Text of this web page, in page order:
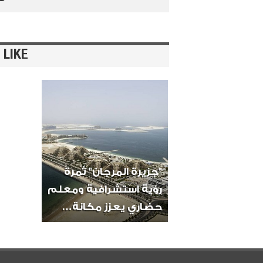
LIKE
"جزيرة المرجان" ثمرة
رؤية استشرافية ومعلم
حضاري يعزز مكانة…